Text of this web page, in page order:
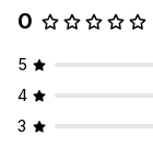
0
5
4
3